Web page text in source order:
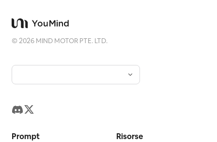
©2026 MIND MOTOR PTE. LTD.
Prompt Risorse